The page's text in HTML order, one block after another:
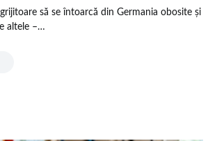
să se întoarcă din Germania obosite și
altele –…